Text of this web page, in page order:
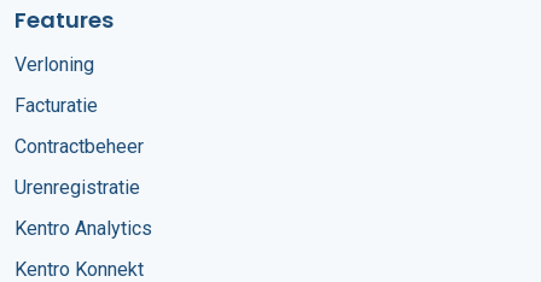
Features
Verloning
Facturatie
Contractbeheer
Urenregistratie
Kentro Analytics
Kentro Konnekt